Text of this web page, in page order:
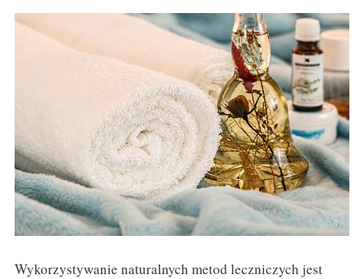
Wykorzystywanie naturalnych metod leczniczych jest